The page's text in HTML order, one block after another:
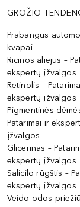
GROŽIO
Prabangūs
kvapai
Ricinos aliejus –
ekspertų įžvalgos
Retinolis –
ekspertų įžvalgos
Pigmentinės
Patarimai ir
įžvalgos
Glicerinas –
ekspertų įžvalgos
Salicilo rūgštis –
ekspertų įžvalgos
Veido odos